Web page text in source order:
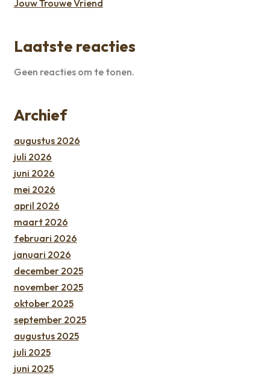
Jouw Trouwe Vriend
Laatste reacties
Geen reacties om te tonen.
Archief
augustus 2026
juli 2026
juni 2026
mei 2026
april 2026
maart 2026
februari 2026
januari 2026
december 2025
november 2025
oktober 2025
september 2025
augustus 2025
juli 2025
juni 2025